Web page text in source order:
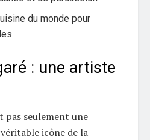
du monde pour
: une artiste
pas seulement une
icône de la